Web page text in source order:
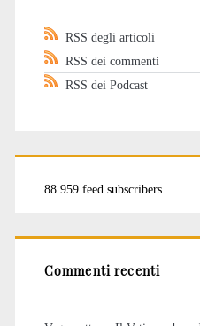
RSS degli articoli
RSS dei commenti
RSS dei Podcast
88.959 feed subscribers
Commenti recenti